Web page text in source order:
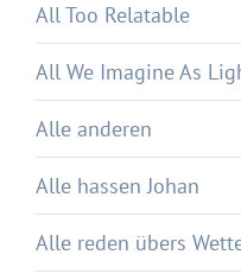
All Too Relatable
All We Imagine As
Alle anderen
Alle hassen Johan
Alle reden übers